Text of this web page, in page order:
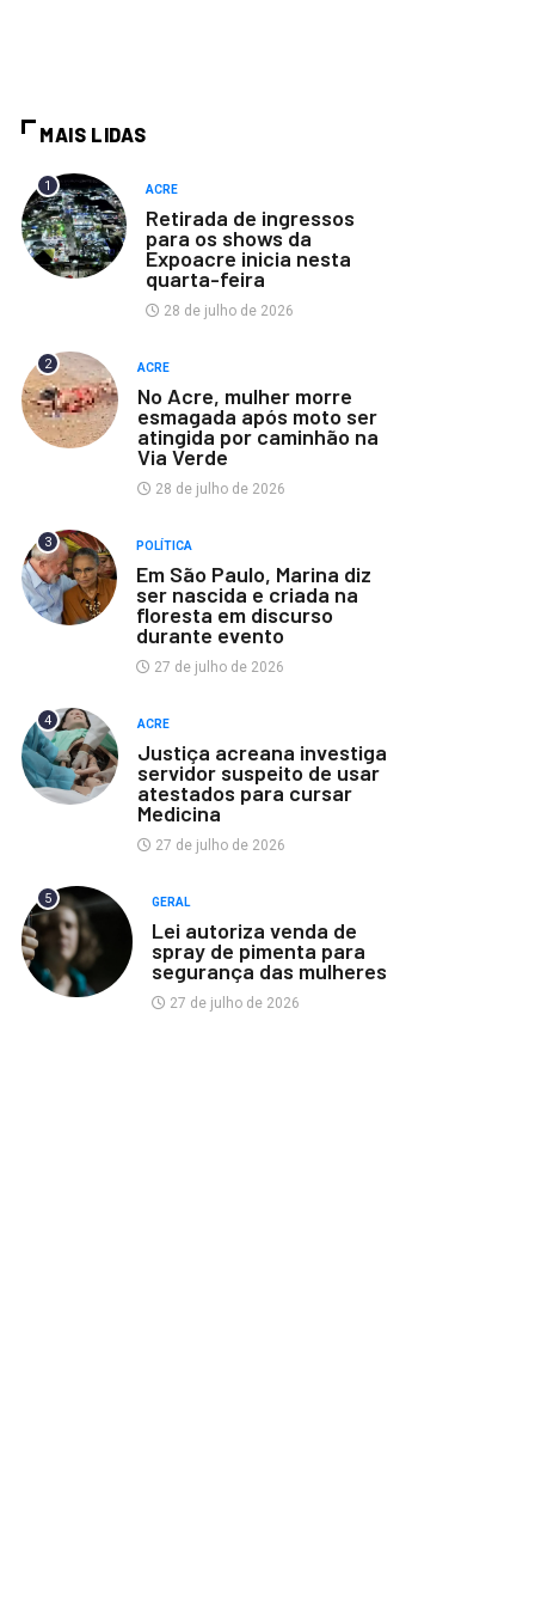
MAIS LIDAS
1 ACRE
Retirada de ingressos
para os shows da
Expoacre inicia nesta
quarta-feira
28 de julho de 2026
2 ACRE
No Acre, mulher morre
esmagada após moto ser
atingida por caminhão na
Via Verde
28 de julho de 2026
3 POLÍTICA
Em São Paulo, Marina diz
ser nascida e criada na
floresta em discurso
durante evento
27 de julho de 2026
4 ACRE
Justiça acreana investiga
servidor suspeito de usar
atestados para cursar
Medicina
27 de julho de 2026
5 GERAL
Lei autoriza venda de
spray de pimenta para
segurança das mulheres
27 de julho de 2026